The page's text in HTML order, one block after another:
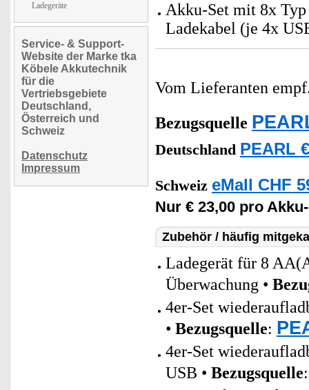
Ladegeräte
Service- & Support-
Website der Marke tka
Köbele Akkutechnik
für die
Vertriebsgebiete
Deutschland,
Österreich und
Schweiz
Datenschutz
Impressum
Akku-Set mit 8x
Ladekabel (je 4x
Vom Lieferanten
Bezugsquelle
Deutschland PEARL
Schweiz eMall CHF
Nur € 23,00 pro
Zubehör / häufig
Ladegerät für 8
Überwachung •
4er-Set
• Bezugsquelle:
4er-Set
USB • Bezugsquelle